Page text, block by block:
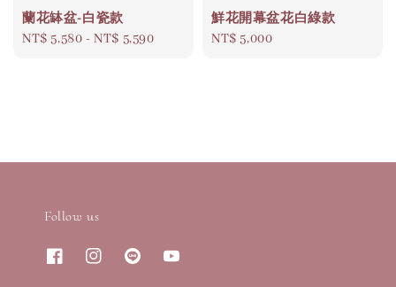
蘭花缽盆-白瓷款
Regular
NT$ 5,580 -NT$ 5,590
鮮花開幕盆花白綠款
Regular
NT$ 5,000
Follow us